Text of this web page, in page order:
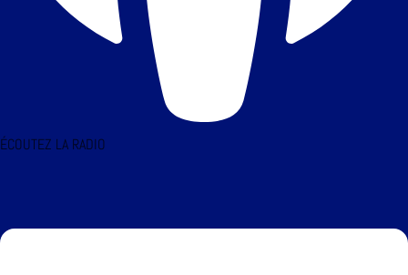
ÉCOUTEZ LA RADIO